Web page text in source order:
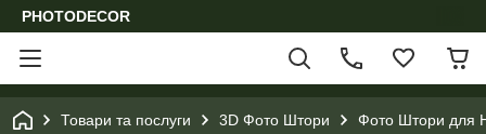
PHOTODECOR
Товари та послуги 3D Фото Штори Фото Штори для